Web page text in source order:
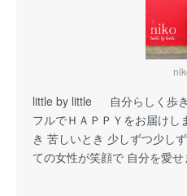
little by little 自分らしく歩
フルでＨＡＰＰＹをお届けし
き 苦しいとき 少しずつ少し
ての女性が笑顔で 自分を愛せ